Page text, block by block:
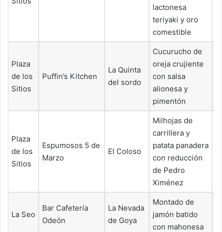
lactonesa
teriyaki y oro
comestible
Plaza
de los
Sitios
Puffin’s Kitchen
La Quinta
del sordo
Cucurucho de
oreja crujiente
con salsa
alionesa y
pimentón
Plaza
de los
Sitios
Espumosos 5 de
Marzo
El Coloso
Milhojas de
carrillera y
patata panadera
con reducción
de Pedro
Ximénez
La Seo
Bar Cafetería
Odeón
La Nevada
de Goya
Montado de
jamón batido
con mahonesa